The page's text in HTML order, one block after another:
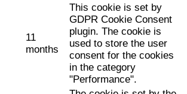
11
months
This cookie is set by
GDPR Cookie Consent
plugin. The cookie is
used to store the user
consent for the cookies
in the category
"Performance".